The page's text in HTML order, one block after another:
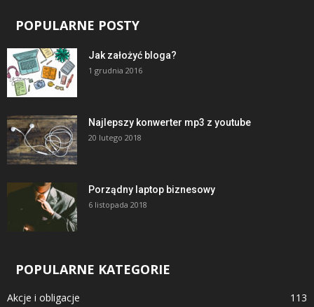
POPULARNE POSTY
Jak założyć bloga?
1 grudnia 2016
Najlepszy konwerter mp3 z youtube
20 lutego 2018
Porządny laptop biznesowy
6 listopada 2018
POPULARNE KATEGORIE
Akcje i obligacje
113